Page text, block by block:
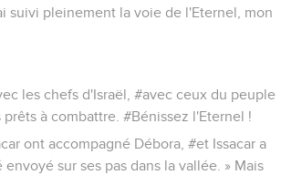
suivi pleinement la voie de l'Eternel, mon
les chefs d'Israël, #avec ceux du peuple
à combattre. #Bénissez l'Eternel !
ont accompagné Débora, #et Issacar a
envoyé sur ses pas dans la vallée. » Mais